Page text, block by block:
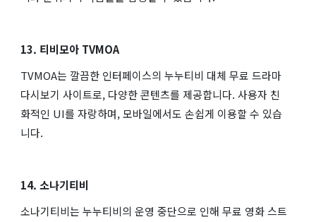
13. 티비모아 TVMOA
TVMOA는 깔끔한 인터페이스의 누누티비 대체 무료 드라마
다시보기 사이트로, 다양한 콘텐츠를 제공합니다. 사용자 친
화적인 UI를 자랑하며, 모바일에서도 손쉽게 이용할 수 있습
니다.
14. 소나기티비
소나기티비는 누누티비의 운영 중단으로 인해 무료 영화 스트